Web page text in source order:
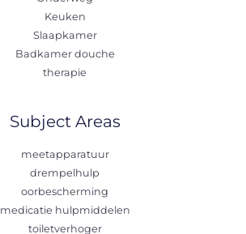
Keuken
Slaapkamer
Badkamer douche
therapie
Subject Areas
meetapparatuur
drempelhulp
oorbescherming
medicatie hulpmiddelen
toiletverhoger